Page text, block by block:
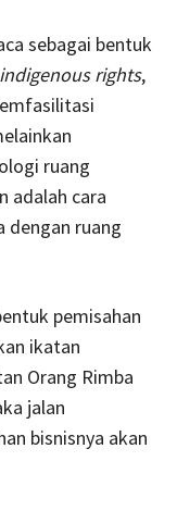
sebagai bentuk
indigenous rights,
ruang
adalah cara
dengan ruang
pemisahan
ikatan
Orang Rimba
jalan
bisnisnya akan